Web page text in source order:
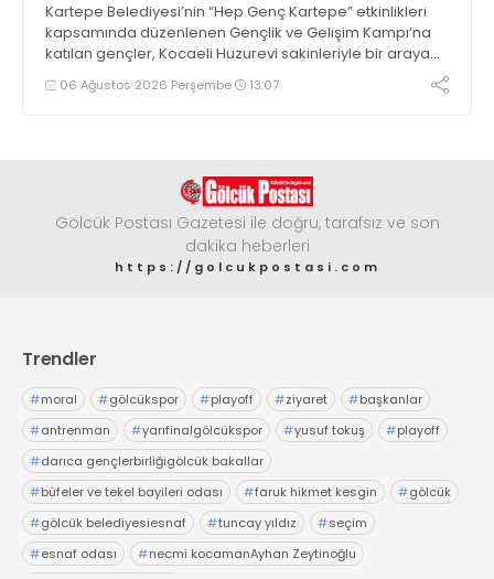
Kartepe Belediyesi’nin “Hep Genç Kartepe” etkinlikleri
kapsamında düzenlenen Gençlik ve Gelişim Kampı’na
katılan gençler, Kocaeli Huzurevi sakinleriyle bir araya
geldi06 Ağustos 2026 Perşembe 13:07
Gölcük Postası Gazetesi ile doğru, tarafsız ve son
dakika heberleri
https://golcukpostasi.com
Trendler
#moral #gölcükspor #playoff #ziyaret #başkanlar
#antrenman #yarıfinalgölcükspor #yusuf tokuş #playoff
#darıca gençlerbirliğigölcük bakallar
#büfeler ve tekel bayileri odası #faruk hikmet kesgin #gölcük
#gölcük belediyesiesnaf #tuncay yıldız #seçim
#esnaf odası #necmi kocamanAyhan Zeytinoğlu